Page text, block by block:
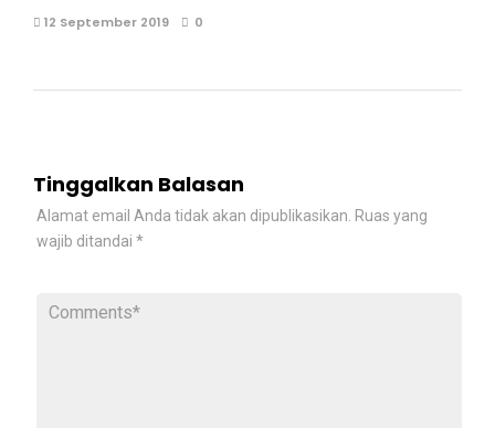
12 September 2019 0
Tinggalkan Balasan
Alamat email Anda tidak akan dipublikasikan. Ruas yang
wajib ditandai *